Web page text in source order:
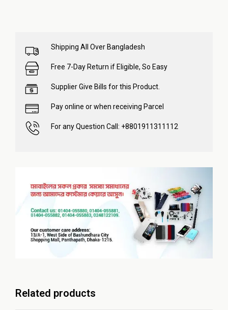
Shipping All Over Bangladesh
Free 7-Day Return if Eligible, So Easy
Supplier Give Bills for this Product.
Pay online or when receiving Parcel
For any Question Call: +8801911311112
Related products